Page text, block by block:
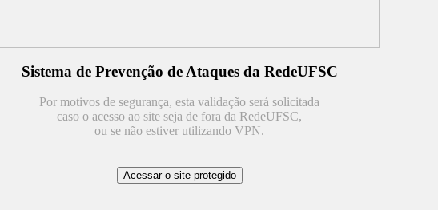
Sistema de Prevenção de Ataques da RedeUFSC
Por motivos de segurança, esta validação será solicitada
caso o acesso ao site seja de fora da RedeUFSC,
ou se não estiver utilizando VPN.